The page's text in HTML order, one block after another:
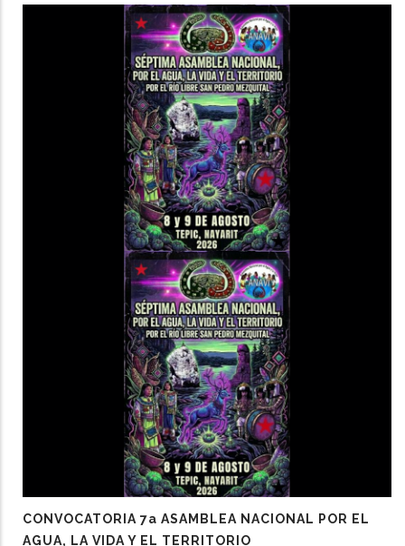
CONVOCATORIA 7a ASAMBLEA NACIONAL POR EL
AGUA, LA VIDA Y EL TERRITORIO